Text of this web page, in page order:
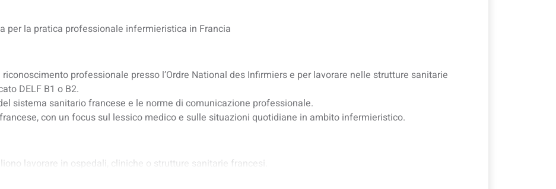
per la pratica professionale infermieristica in Francia
professionale presso l’Ordre National des Infirmiers e per lavorare nelle strutture sanitarie
DELF B1 o B2.
sistema sanitario francese e le norme di comunicazione professionale.
con un focus sul lessico medico e sulle situazioni quotidiane in ambito infermieristico.
lavorare in ospedali, cliniche o strutture sanitarie francesi.
Nazionale degli Infermieri